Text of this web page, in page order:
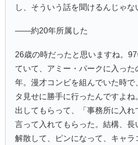
し、そういう話を聞けるんじゃな
――約20年所属した
26歳の時だったと思いますね。
ていて、アミー・パークに入っ
年。漫才コンビを組んでいた時で
タ見せに勝手に行ったんですよね
出してもらって、「事務所に入れ
言って入れてもらった。結構、
解散して、ピンになって、キャラ